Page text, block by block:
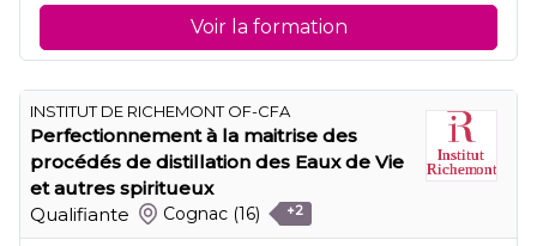
Voir la formation
INSTITUT DE RICHEMONT OF-CFA
Perfectionnement à la maitrise des
procédés de distillation des Eaux de Vie
et autres spiritueux
Qualifiante
Cognac (16) +2